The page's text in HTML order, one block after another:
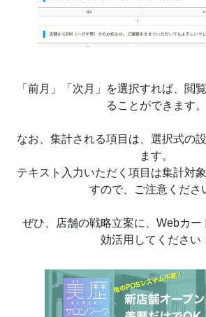
「前月」「次月」を選択すれば、閲
ることができます。
なお、集計される項目は、選択式の
ます。
テキスト入力いただく項目は集計対
すので、ご注意くださ
ぜひ、店舗の戦略立案に、Webカー
効活用してください